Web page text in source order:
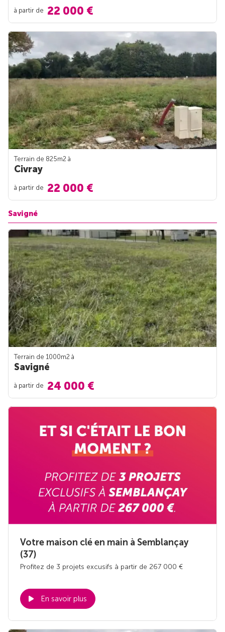
à partir de 22 000 €
Terrain de 825m2 à
Civray
à partir de 22 000 €
Savigné
Terrain de 1000m2 à
Savigné
à partir de 24 000 €
Votre maison clé en main à Semblançay
(37)
Profitez de 3 projets excusifs à partir de 267 000 €
En savoir plus